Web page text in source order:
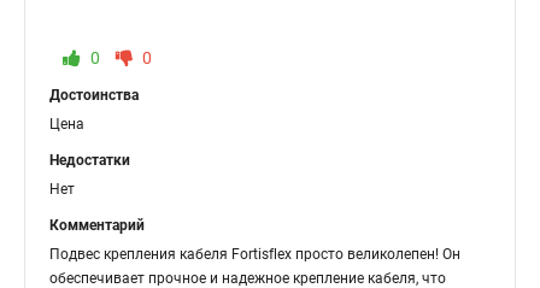
0 0
Достоинства
Цена
Недостатки
Нет
Комментарий
Подвес крепления кабеля Fortisflex просто великолепен! Он
обеспечивает прочное и надежное крепление кабеля, что